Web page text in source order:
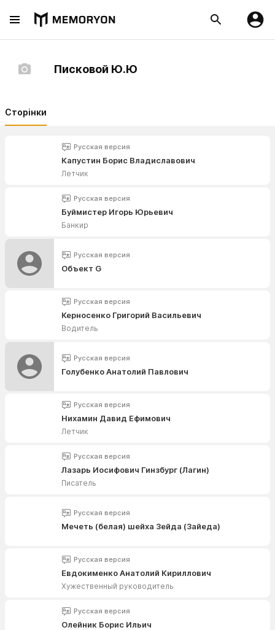
Писковой Ю.Ю
Сторінки
Русская версия
Капустин Борис Владиславович
Летчик
Русская версия
Буймистер Игорь Юрьевич
Банкир
Русская версия
Объект G
Русская версия
Керносенко Григорий Васильевич
Водитель
Русская версия
Голубенко Анатолий Павлович
Русская версия
Нихамин Давид Ефимович
Летчик
Русская версия
Лазарь Иосифович Гинзбург (Лагин)
Писатель
Русская версия
Мечеть (белая) шейха Зейда (Зайеда)
Русская версия
Евдокименко Анатолий Кириллович
Хужественный руководитель
Русская версия
Олейник Борис Ильич